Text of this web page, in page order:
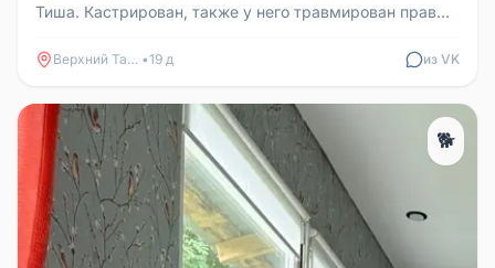
Тиша. Кастрирован, также у него травмирован правый
Верхний Тагил •19 д из VK
🐕